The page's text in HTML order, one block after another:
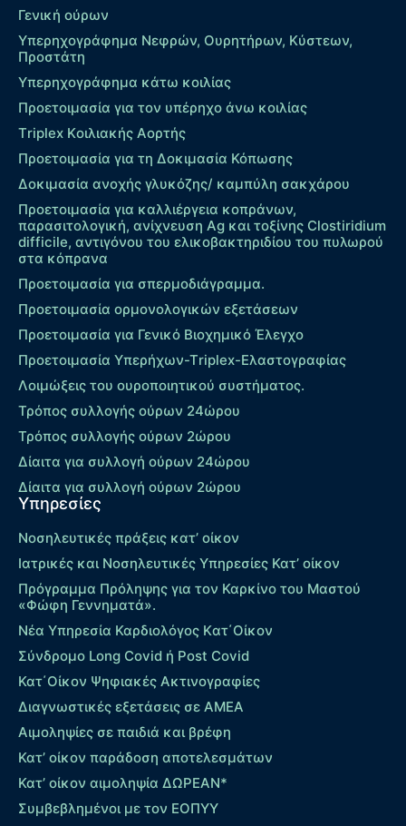
Γενική ούρων
Υπερηχογράφημα Νεφρών, Ουρητήρων, Κύστεων,
Προστάτη
Υπερηχογράφημα κάτω κοιλίας
Προετοιμασία για τον υπέρηχο άνω κοιλίας
Τriplex Kοιλιακής Αορτής
Προετοιμασία για τη Δοκιμασία Κόπωσης
Δοκιμασία ανοχής γλυκόζης/ καμπύλη σακχάρου
Προετοιμασία για καλλιέργεια κοπράνων,
παρασιτολογική, ανίχνευση Ag και τοξίνης Clostiridium
difficile, αντιγόνου του ελικοβακτηριδίου του πυλωρού
στα κόπρανα
Προετοιμασία για σπερμοδιάγραμμα.
Προετοιμασία ορμονολογικών εξετάσεων
Προετοιμασία για Γενικό Βιοχημικό Έλεγχο
Προετοιμασία Υπερήχων-Τriplex-Ελαστογραφίας
Λοιμώξεις του ουροποιητικού συστήματος.
Τρόπος συλλογής ούρων 24ώρου
Τρόπος συλλογής ούρων 2ώρου
Δίαιτα για συλλογή ούρων 24ώρου
Δίαιτα για συλλογή ούρων 2ώρου
Υπηρεσίες
Νοσηλευτικές πράξεις κατ’ οίκον
Ιατρικές και Νοσηλευτικές Υπηρεσίες Κατ’ οίκον
Πρόγραμμα Πρόληψης για τον Καρκίνο του Μαστού
«Φώφη Γεννηματά».
Νέα Υπηρεσία Καρδιολόγος Kατ΄Οίκον
Σύνδρομο Long Covid ή Post Covid
Κατ΄Οίκον Ψηφιακές Ακτινογραφίες
Διαγνωστικές εξετάσεις σε ΑΜΕΑ
Αιμοληψίες σε παιδιά και βρέφη
Κατ’ οίκον παράδοση αποτελεσμάτων
Κατ’ οίκον αιμοληψία ΔΩΡΕΑΝ*
Συμβεβλημένοι με τον ΕΟΠΥΥ